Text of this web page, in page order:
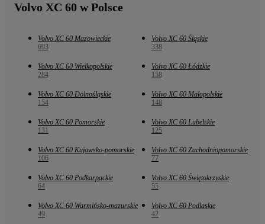
Volvo XC 60 w Polsce
Volvo XC 60 Mazowieckie
693
Volvo XC 60 Śląskie
338
Volvo XC 60 Wielkopolskie
284
Volvo XC 60 Łódzkie
158
Volvo XC 60 Dolnośląskie
154
Volvo XC 60 Małopolskie
148
Volvo XC 60 Pomorskie
131
Volvo XC 60 Lubelskie
125
Volvo XC 60 Kujawsko-pomorskie
106
Volvo XC 60 Zachodniopomorskie
77
Volvo XC 60 Podkarpackie
64
Volvo XC 60 Świętokrzyskie
55
Volvo XC 60 Warmińsko-mazurskie
49
Volvo XC 60 Podlaskie
42